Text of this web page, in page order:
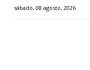
sábado, 08 agosto, 2026